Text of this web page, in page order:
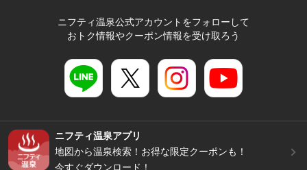
ニフティ温泉公式アカウントをフォローして
おトク情報やクーポン情報を受け取ろう
ニフティ温泉アプリ
地図から温泉検索！お得な限定クーポンも！
今すぐダウンロード！